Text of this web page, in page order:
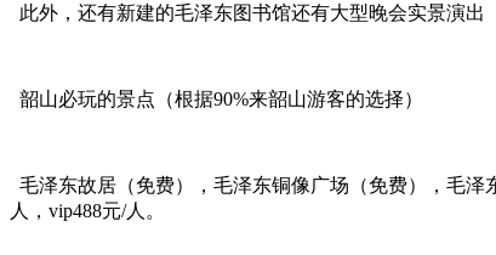
此外，还有新建的毛泽东图书馆还有大型晚会实景演出
韶山必玩的景点（根据90%来韶山游客的选择）
毛泽东故居（免费），毛泽东铜像广场（免费），毛泽
人，vip488元/人。